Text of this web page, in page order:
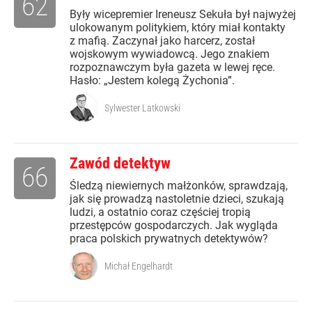
Były wicepremier Ireneusz Sekuła był najwyżej
ulokowanym politykiem, który miał kontakty
z mafią. Zaczynał jako harcerz, został
wojskowym wywiadowcą. Jego znakiem
rozpoznawczym była gazeta w lewej ręce.
Hasło: „Jestem kolegą Żychonia”.
Sylwester Latkowski
Zawód detektyw
Śledzą niewiernych małżonków, sprawdzają,
jak się prowadzą nastoletnie dzieci, szukają
ludzi, a ostatnio coraz częściej tropią
przestępców gospodarczych. Jak wygląda
praca polskich prywatnych detektywów?
66
Michał Engelhardt